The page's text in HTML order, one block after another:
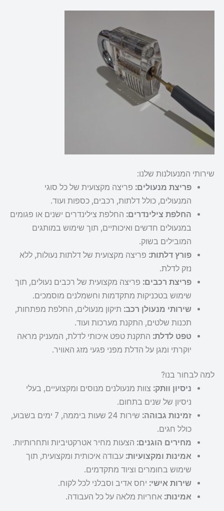
שירותי המנעולנות שלנו:
פריצת מנעולים: פריצה מקצועית של כל סוגי
המנעולים, כולל דלתות, רכבים, כספות ועוד.
החלפת צילינדרים: החלפת צילינדרים ישנים או פגומים
במנעולים חדשים ואיכותיים, תוך שימוש במותגים
המובילים בשוק.
פורץ דלתות: פריצה מקצועית של דלתות נעולות, ללא
נזק לדלת.
פריצת רכבים: פריצה מקצועית של רכבים נעולים, תוך
שימוש בטכניקות מתקדמות וחשמלנים מוסמכים.
שירותי מנעולן רכב: תיקון מנעולים, החלפת מפתחות,
תכנות שלטים, התקנת מערכות ועוד.
טפט לדלת: התקנת טפט איכותי לדלת, המעניק מראה
יוקרתי ומגן על הדלת מפני פגעי מזג האוויר.
למה לבחור בנו?
ניסיון וותק: צוות מנעולנים מנוסים ומקצועיים, בעלי
ניסיון של שנים בתחום.
זמינות גבוהה:
שירות 24 שעות ביממה, 7 ימים בשבוע,
כולל חגים.
מחירים הוגנים: הצעות מחיר אטרקטיביות ותחרותיות.
אמינות ומקצועיות: עבודה איכותית ומקצועית, תוך
שימוש בחומרים וציוד מתקדמים.
שירות אישי: יחס אדיב וסבלני לכל לקוח.
אמינות: אחריות מלאה על כל העבודה.